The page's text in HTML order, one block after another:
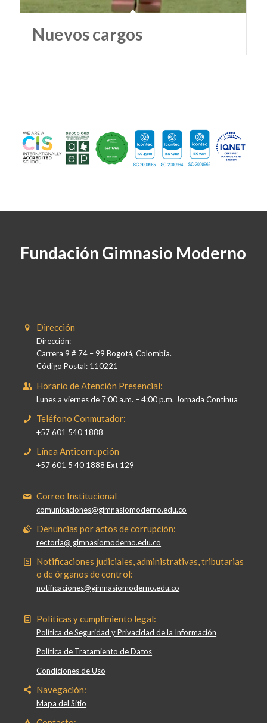
Nuevos cargos
Fundación Gimnasio Moderno
Dirección
Dirección:
Carrera 9 # 74 – 99 Bogotá, Colombia.
Código Postal: 110221
Horario de Atención Presencial:
Lunes a viernes de 7:00 a.m. – 4:00 p.m. Jornada Continua
Teléfono Conmutador:
+57 601 540 1888
Línea Anticorrupción
+57 601 5 40 1888 Ext 129
Correo Institucional
comunicaciones@gimnasiomoderno.edu.co
Denuncias por actos de corrupción:
rectoria@ gimnasiomoderno.edu.co
Notificaciones judiciales, administrativas, tributarias
o de órganos de control:
notificaciones@gimnasiomoderno.edu.co
Políticas y cumplimiento legal:
Política de Seguridad y Privacidad de la Información
Política de Tratamiento de Datos
Condiciones de Uso
Navegación:
Mapa del Sitio